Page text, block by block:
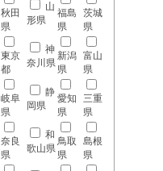
秋田
県
山
形県
福島
県
茨城
県
東京
都
神
奈川県
新潟
県
富山
県
岐阜
県
静
岡県
愛知
県
三重
県
奈良
県
和
歌山県
鳥取
県
島根
県